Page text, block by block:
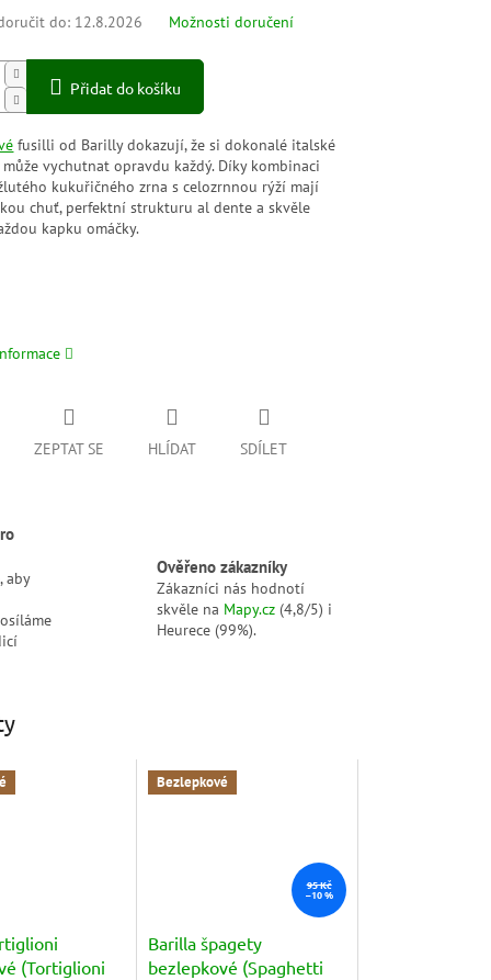
do: 12.8.2026 Možnosti doručení
Přidat do košíku
fusilli od Barilly dokazují, že si dokonalé italské
vychutnat opravdu každý. Díky kombinaci
kukuřičného zrna s celozrnnou rýží mají
chuť, perfektní strukturu al dente a skvěle
kapku omáčky.
ZEPTAT SE HLÍDAT SDÍLET
aby
Ověřeno zákazníky
Zákazníci nás hodnotí
skvěle na Mapy.cz (4,8/5) i
Heurece (99%).
(Tortiglioni
Bezlepkové
95 Kč
–10 %
Barilla špagety
bezlepkové (Spaghetti